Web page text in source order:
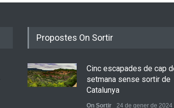
Júlia
Propostes On Sortir
Cinc escapades de cap
setmana sense sortir de
Catalunya
On Sortir 24 de gener de 2024